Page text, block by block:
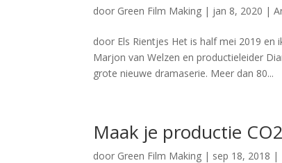
door Green Film Making | jan 8, 2020 |
door Els Rientjes Het is half mei 2019
Marjon van Welzen en productieleider
grote nieuwe dramaserie. Meer dan 80...
Maak je productie
door Green Film Making | sep 18, 2018 |